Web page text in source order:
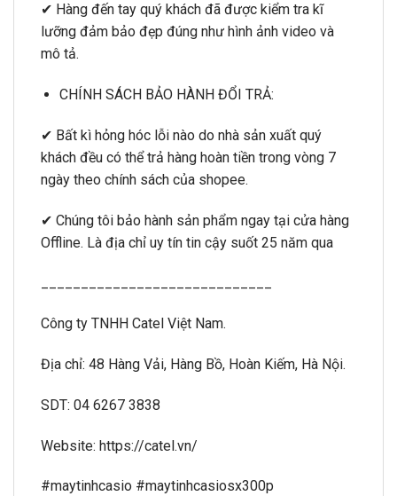
✔ Hàng đến tay quý khách đã được kiểm tra kĩ
lưỡng đảm bảo đẹp đúng như hình ảnh video và
mô tả.
CHÍNH SÁCH BẢO HÀNH ĐỔI TRẢ:
✔ Bất kì hỏng hóc lỗi nào do nhà sản xuất quý
khách đều có thể trả hàng hoàn tiền trong vòng 7
ngày theo chính sách của shopee.
✔ Chúng tôi bảo hành sản phẩm ngay tại cửa hàng
Offline. Là địa chỉ uy tín tin cậy suốt 25 năm qua
Công ty TNHH Catel Việt Nam.
Địa chỉ: 48 Hàng Vải, Hàng Bồ, Hoàn Kiếm, Hà Nội.
SDT: 04 6267 3838
Website: https://catel.vn/
#maytinhcasio #maytinhcasiosx300p